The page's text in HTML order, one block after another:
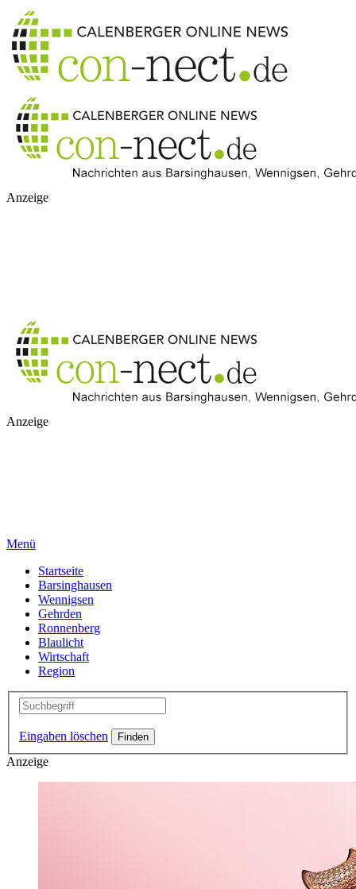
Anzeige
Anzeige
Menü
Startseite
Barsinghausen
Wennigsen
Gehrden
Ronnenberg
Blaulicht
Wirtschaft
Region
Eingaben löschen
Anzeige